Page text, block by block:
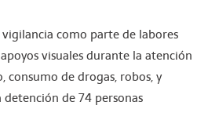
como parte de labores
visuales durante la atención
de drogas, robos, y
de 74 personas